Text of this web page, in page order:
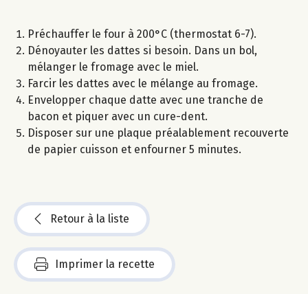
Préchauffer le four à 200°C (thermostat 6-7).
Dénoyauter les dattes si besoin. Dans un bol,
mélanger le fromage avec le miel.
Farcir les dattes avec le mélange au fromage.
Envelopper chaque datte avec une tranche de
bacon et piquer avec un cure-dent.
Disposer sur une plaque préalablement recouverte
de papier cuisson et enfourner 5 minutes.
Retour à la liste
Imprimer la recette